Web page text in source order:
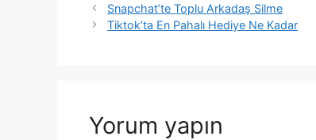
Snapchat’te Toplu Arkadaş Silme
Tiktok’ta En Pahalı Hediye Ne Kadar
Yorum yapın